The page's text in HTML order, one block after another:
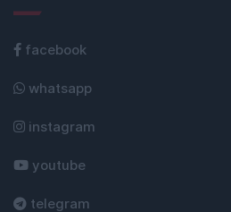
facebook
whatsapp
instagram
youtube
telegram